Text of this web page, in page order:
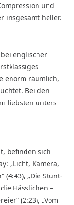
und
insgesamt heller.
englischer
enorm räumlich,
Bei den
liebsten unters
befinden sich
„Licht, Kamera,
(4:43), „Die Stunt-
Hässlichen –
(2:23), „Vom